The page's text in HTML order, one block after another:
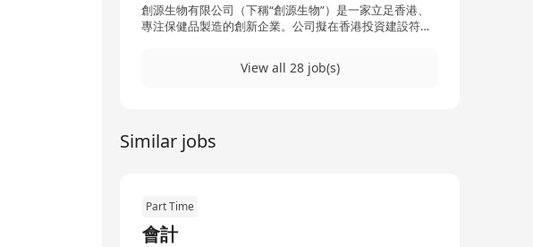
創源生物有限公司（下稱“創源生物”）是一家立足香港、
專注保健品製造的創新企業。公司擬在香港投資建設符合
的要求進行整體規劃與設計。配備現代化生產及質量管理
注入新動能。 創源生物將建設涵蓋五大工藝產線的智能生
產系統，包括片劑、硬膠囊、軟膠囊、粉劑條包及液體條
健康產品。透過多線並行運行、統一的質量管理，支撐現
足產能空間。
View all 28 job(s)
Similar jobs
Part Time
會計